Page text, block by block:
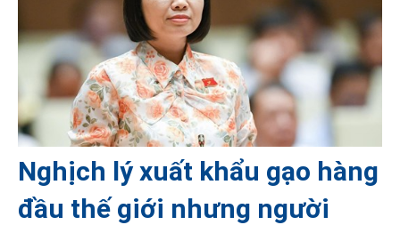
Nghịch lý xuất khẩu gạo hàng
đầu thế giới nhưng người